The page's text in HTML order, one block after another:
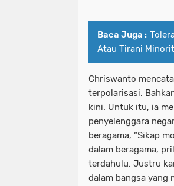
Baca Juga :
Atau Tirani
Chriswanto
terpolarisasi.
kini. Untuk itu, ia
penyelenggara
beragama, “Sikap
dalam beragama,
terdahulu. Justru
dalam bangsa yang